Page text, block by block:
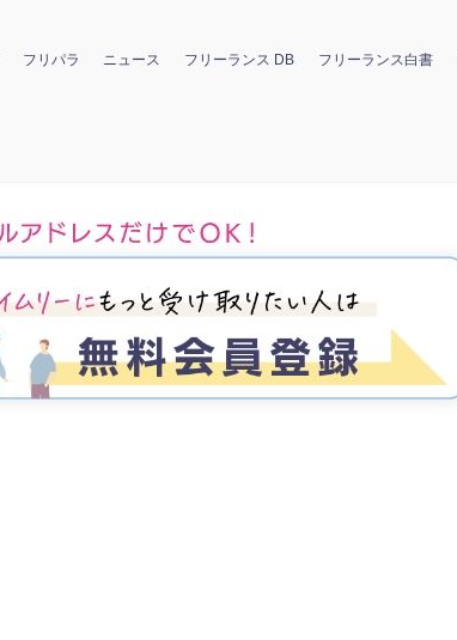
フリパラ ニュース フリーランス DB フリーランス白書